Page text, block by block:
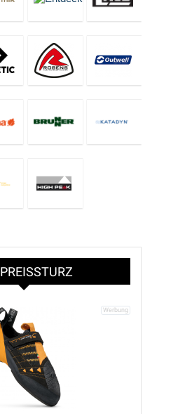
PREISSTURZ